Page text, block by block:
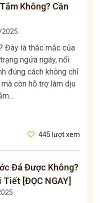
Không? Cần
2025
Đây là thắc mắc của
ngứa ngáy, nổi
đúng cách không chỉ
còn hỗ trợ làm dịu
445 lượt xem
Đá Được Không?
[ĐỌC NGAY]